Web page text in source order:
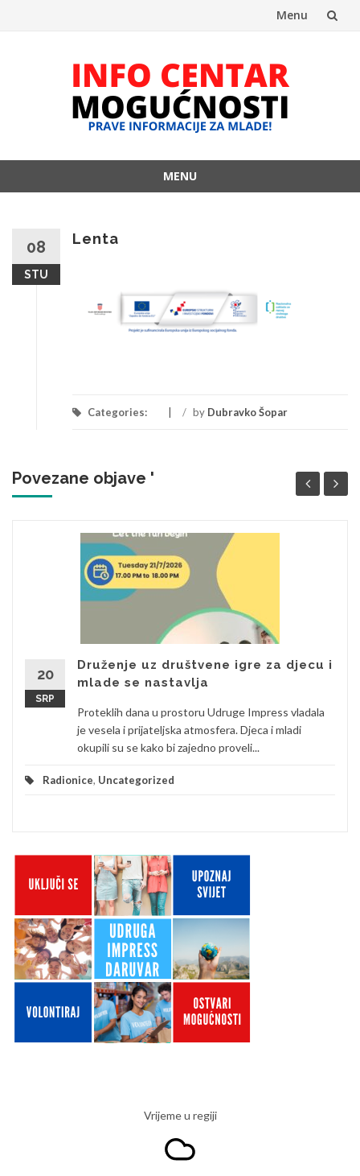
Menu
MENU
08
STU
Lenta
Categories: / by Dubravko Šopar
Povezane objave '
20
SRP
Druženje uz društvene igre za djecu i
mlade se nastavlja
Proteklih dana u prostoru Udruge Impress vladala
je vesela i prijateljska atmosfera. Djeca i mladi
okupili su se kako bi zajedno proveli...
Radionice, Uncategorized
Vrijeme u regiji